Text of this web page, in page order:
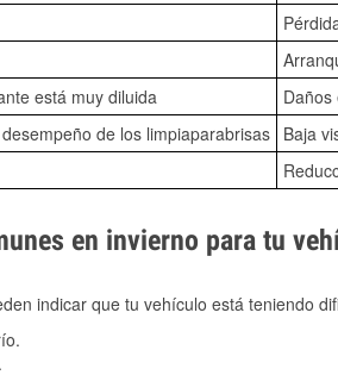
está muy diluida
de los limpiaparabrisas Baja
en invierno para tu
indicar que tu vehículo está teniendo